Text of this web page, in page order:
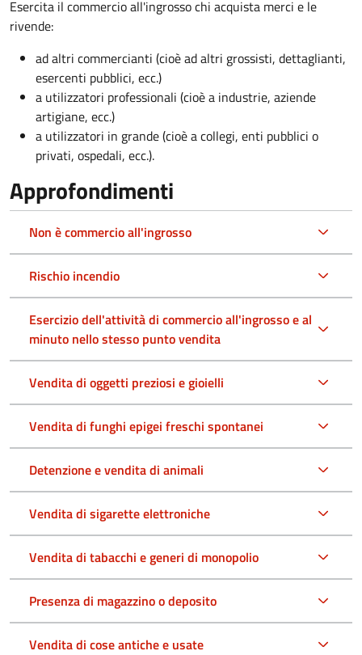
Esercita il commercio all'ingrosso chi acquista merci e le
rivende:
ad altri commercianti (cioè ad altri grossisti, dettaglianti,
esercenti pubblici, ecc.)
a utilizzatori professionali (cioè a industrie, aziende
artigiane, ecc.)
a utilizzatori in grande (cioè a collegi, enti pubblici o
privati, ospedali, ecc.).
Approfondimenti
Non è commercio all'ingrosso
Rischio incendio
Esercizio dell'attività di commercio all'ingrosso e al
minuto nello stesso punto vendita
Vendita di oggetti preziosi e gioielli
Vendita di funghi epigei freschi spontanei
Detenzione e vendita di animali
Vendita di sigarette elettroniche
Vendita di tabacchi e generi di monopolio
Presenza di magazzino o deposito
Vendita di cose antiche e usate